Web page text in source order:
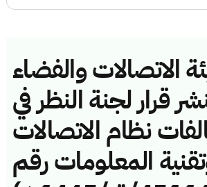
الاتصالات والفضاء
قرار لجنة النظر في
نظام الاتصالات
المعلومات رقم